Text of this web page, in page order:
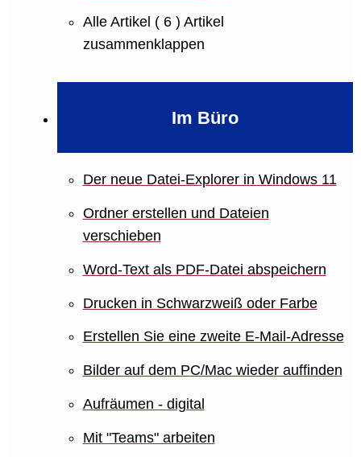
Alle Artikel ( 6 ) Artikel
zusammenklappen
Im Büro
Der neue Datei-Explorer in Windows 11
Ordner erstellen und Dateien
verschieben
Word-Text als PDF-Datei abspeichern
Drucken in Schwarzweiß oder Farbe
Erstellen Sie eine zweite E-Mail-Adresse
Bilder auf dem PC/Mac wieder auffinden
Aufräumen - digital
Mit "Teams" arbeiten